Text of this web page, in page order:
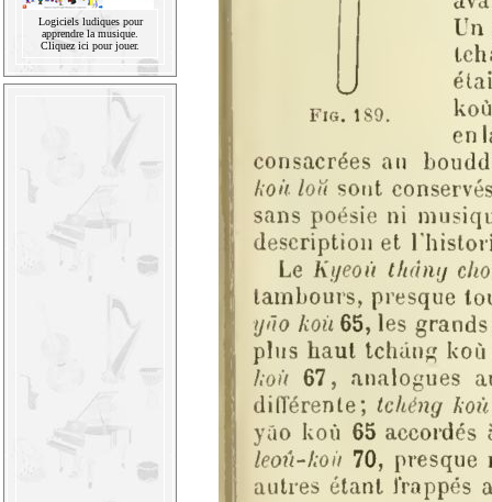
Logiciels ludiques pour
apprendre la musique.
Cliquez ici pour jouer.